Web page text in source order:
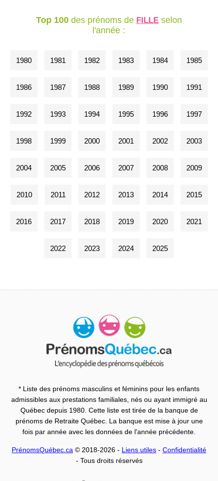
Top 100des prénoms de FILLEselon
l'année :
1980 1981 1982 1983 1984 1985
1986 1987 1988 1989 1990 1991
1992 1993 1994 1995 1996 1997
1998 1999 2000 2001 2002 2003
2004 2005 2006 2007 2008 2009
2010 2011 2012 2013 2014 2015
2016 2017 2018 2019 2020 2021
2022 2023 2024 2025
* Liste des prénoms masculins et féminins pour les enfants
admissibles aux prestations familiales, nés ou ayant immigré au
Québec depuis 1980. Cette liste est tirée de la banque de
prénoms de Retraite Québec. La banque est mise à jour une
fois par année avec les données de l'année précédente.
PrénomsQuébec.ca © 2018-2026 - Liens utiles - Confidentialité
- Tous droits réservés